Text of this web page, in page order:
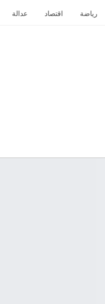
رياضة اقتصاد عدالة